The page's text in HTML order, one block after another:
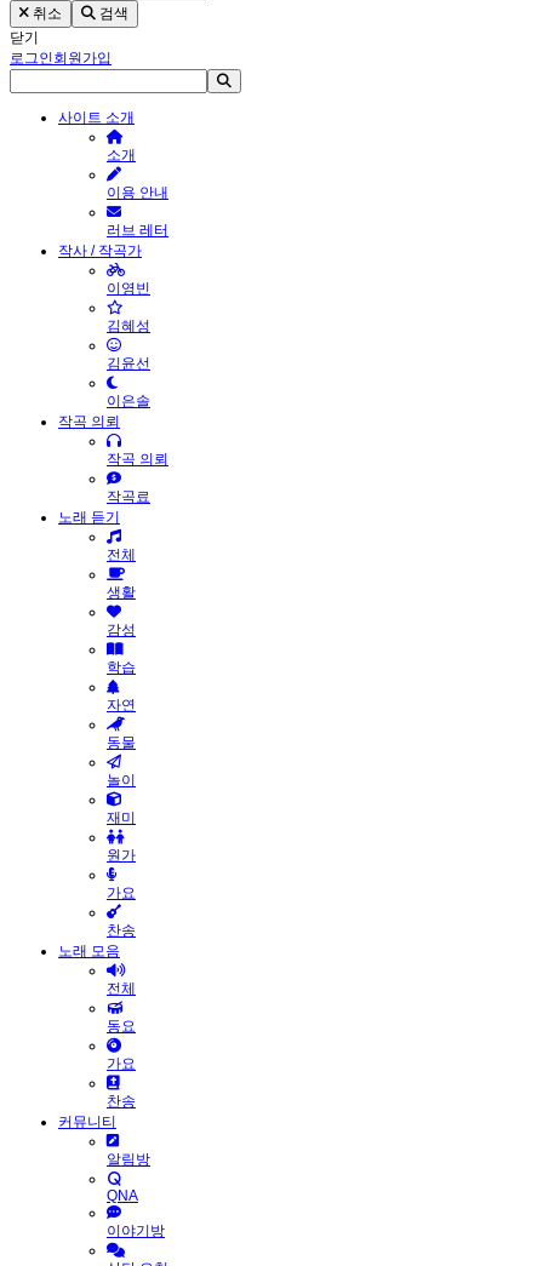
취소
검색
닫기
로그인회원가입
사이트 소개
소개
이용 안내
러브 레터
작사 / 작곡가
이영빈
김혜성
김윤선
이은솔
작곡 의뢰
작곡 의뢰
작곡료
노래 듣기
전체
생활
감성
학습
자연
동물
놀이
재미
원가
가요
찬송
노래 모음
전체
동요
가요
찬송
커뮤니티
알림방
QNA
이야기방